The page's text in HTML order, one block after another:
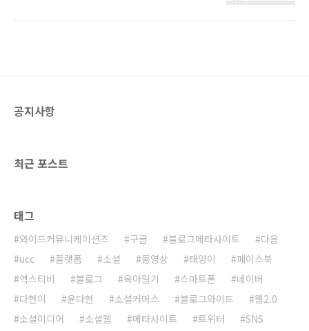
해나갈 수 있는 것이다. 트위터는 서비스 개발에
(www.twitter.com/)와 연동되는 서비스를 블
있었다..
공지사항
최근 포스트
태그
와이드커뮤니케이션즈 구글 블로그메타사이트
다음
ucc
플랫폼 소셜 동영상 태양이
페이스북
엑스티비
블로그 육아일기 스마트폰
네이버
다현이
윤다현 소셜커머스 블로그와이드
웹2.0
소셜미디어
소셜웹 메타사이트 트위터
SNS